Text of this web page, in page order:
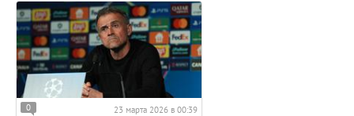
0 23 марта 2026 в 00:39